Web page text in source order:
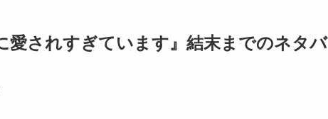
愛されすぎています』結末までのネタバ